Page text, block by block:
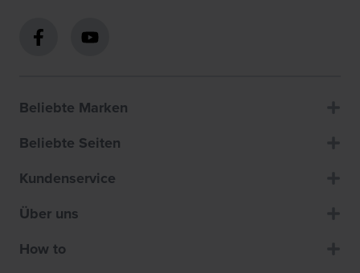
Beliebte Marken
Beliebte Seiten
Kundenservice
Über uns
How to